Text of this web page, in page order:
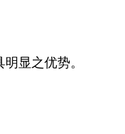
显之优势。